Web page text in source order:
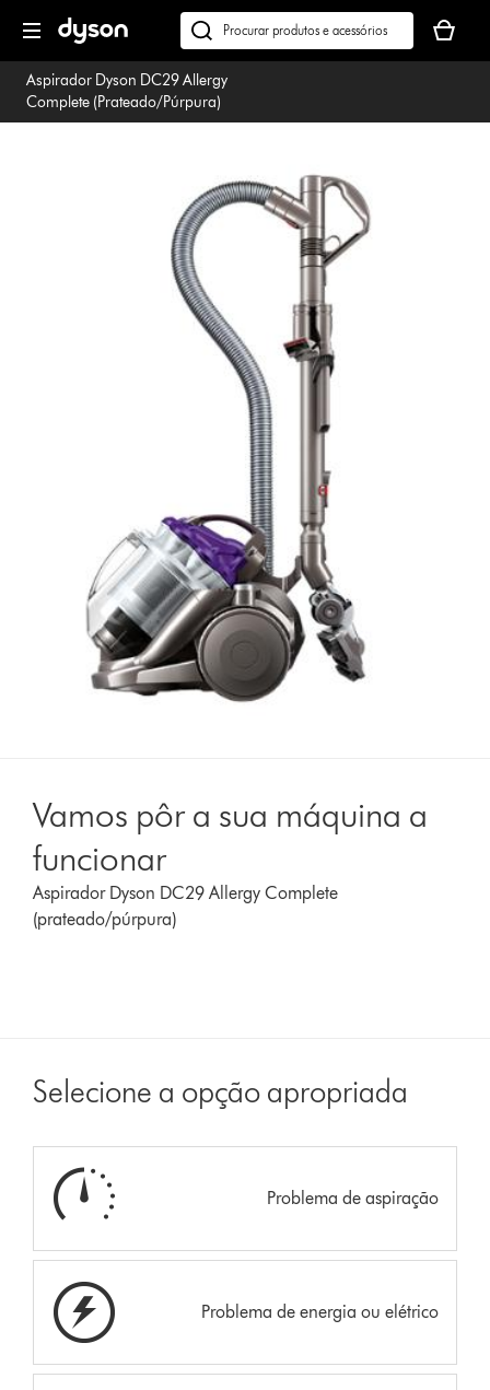
seguinte
Pesquisar
em
dyson.pt
seu
cesto
Aspirador Dyson DC29 Allergy
Complete (Prateado/Púrpura)
Vamos pôr a sua máquina a
funcionar
Aspirador Dyson DC29 Allergy Complete
(prateado/púrpura)
Selecione a opção apropriada
Problema de aspiração
Problema de energia ou elétrico